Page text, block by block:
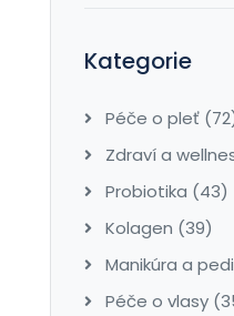
Kategorie
Péče o pleť
Zdraví a
Probiotika (43)
Kolagen (39)
Manikúra a
Péče o vlasy